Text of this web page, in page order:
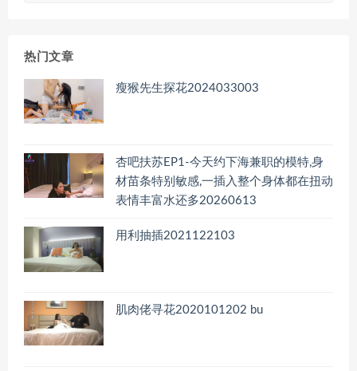
热门文章
瘦猴先生探花2024033003
杏吧扶苏EP1-今天约下海兼职的模特,身
材苗条特别敏感,一插入整个身体都在扭动
表情丰富水还多20260613
用利抽插2021122103
肌肉佬寻花2020101202 bu